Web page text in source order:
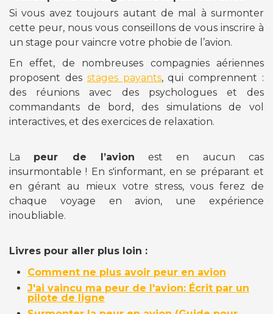
Si vous avez toujours autant de mal à surmonter
cette peur, nous vous conseillons de vous inscrire à
un stage pour vaincre votre phobie de l’avion.
En effet, de nombreuses compagnies aériennes
proposent des stages payants, qui comprennent :
des réunions avec des psychologues et des
commandants de bord, des simulations de vol
interactives, et des exercices de relaxation.
La peur de l’avion est en aucun cas
insurmontable ! En s'informant, en se préparant et
en gérant au mieux votre stress, vous ferez de
chaque voyage en avion, une expérience
inoubliable.
Livres pour aller plus loin :
Comment ne plus avoir peur en avion
J'ai vaincu ma peur de l'avion: Écrit par un
pilote de ligne